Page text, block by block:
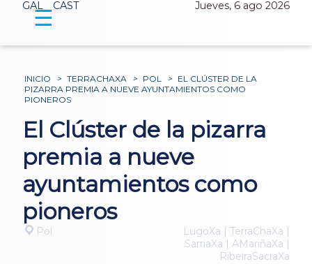
GAL CAST Jueves, 6 ago 2026
☰
INICIO > TERRACHAXA > POL > EL CLÚSTER DE LA
PIZARRA PREMIA A NUEVE AYUNTAMIENTOS COMO
PIONEROS
El Clúster de la pizarra
premia a nueve
ayuntamientos como
pioneros
Pol
LugoXa | TerraChaXa |
SarriaXa | AMariñaXa |
RibeiraSacraXa